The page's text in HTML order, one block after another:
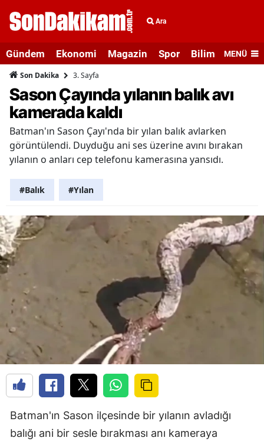
Ara
Gündem Ekonomi Magazin Spor Bilim veMENÜ
Son Dakika 3. Sayfa
Sason Çayında yılanın balık avı
kamerada kaldı
Batman'ın Sason Çayı'nda bir yılan balık avlarken
görüntülendi. Duyduğu ani ses üzerine avını bırakan
yılanın o anları cep telefonu kamerasına yansıdı.
#Balık #Yılan
Batman'ın Sason ilçesinde bir yılanın avladığı
balığı ani bir sesle bırakması anı kameraya